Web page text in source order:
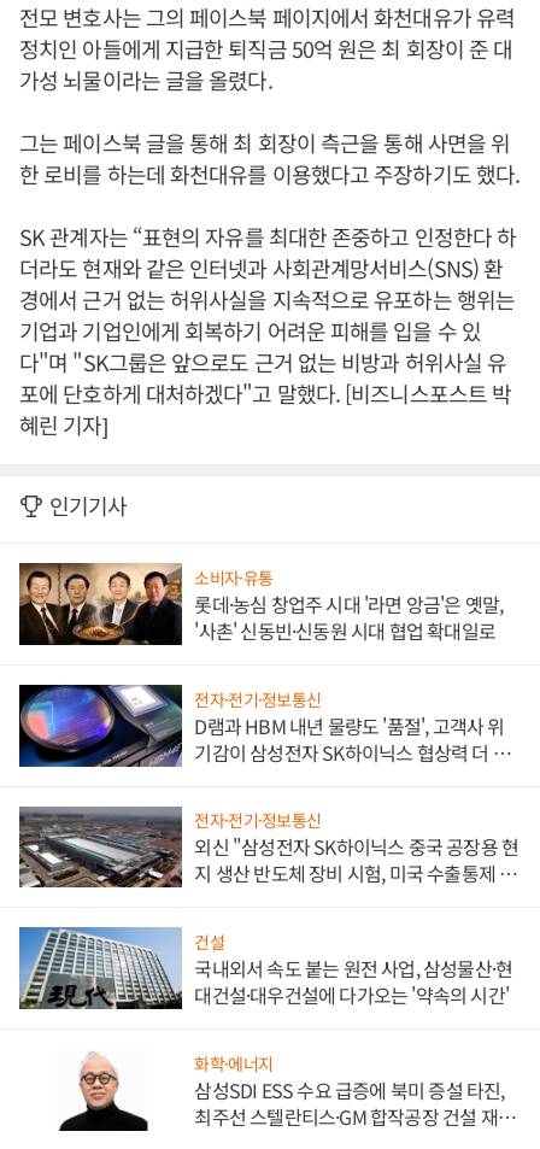
전모 변호사는 그의 페이스북 페이지에서 화천대유가 유력
정치인 아들에게 지급한 퇴직금 50억 원은 최 회장이 준 대
가성 뇌물이라는 글을 올렸다.
그는 페이스북 글을 통해 최 회장이 측근을 통해 사면을 위
한 로비를 하는데 화천대유를 이용했다고 주장하기도 했다.
SK 관계자는 “표현의 자유를 최대한 존중하고 인정한다 하
더라도 현재와 같은 인터넷과 사회관계망서비스(SNS) 환
경에서 근거 없는 허위사실을 지속적으로 유포하는 행위는
기업과 기업인에게 회복하기 어려운 피해를 입을 수 있
다"며 "SK그룹은 앞으로도 근거 없는 비방과 허위사실 유
포에 단호하게 대처하겠다"고 말했다. [비즈니스포스트 박
혜린 기자]
인기기사
소비자·유통
롯데·농심 창업주 시대 '라면 앙금'은 옛말,
'사촌' 신동빈·신동원 시대 협업 확대일로
전자·전기·정보통신
D램과 HBM 내년 물량도 '품절', 고객사 위
기감이 삼성전자 SK하이닉스 협상력 더 키
전자·전기·정보통신
외신 "삼성전자 SK하이닉스 중국 공장용 현
지 생산 반도체 장비 시험, 미국 수출통제 대
건설
국내외서 속도 붙는 원전 사업, 삼성물산·현
대건설·대우건설에 다가오는 '약속의 시간'
화학·에너지
삼성SDI ESS 수요 급증에 북미 증설 타진,
최주선 스텔란티스·GM 합작공장 건설 재추